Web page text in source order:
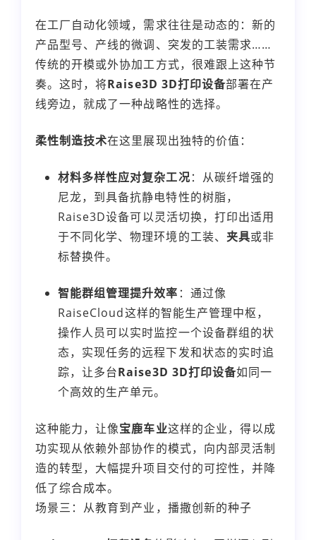
在工厂自动化领域，需求往往是动态的：新的
产品型号、产线的微调、突发的工装需求……
传统的开模或外协加工方式，很难跟上这种节
奏。这时，将Raise3D 3D打印设备部署在产
线旁边，就成了一种战略性的选择。
柔性制造技术在这里展现出独特的价值：
材料多样性应对复杂工况：从碳纤增强的
尼龙，到具备抗静电特性的树脂，
Raise3D设备可以灵活切换，打印出适用
于不同化学、物理环境的工装、 夹具或非
标替换件。
智能群组管理提升效率 ：通过像
RaiseCloud这样的智能生产管理中枢，
操作人员可以实时监控一个设备群组的状
态，实现任务的远程下发和状态的实时追
踪，让多台Raise3D 3D打印设备如同一
个高效的生产单元。
这种能力，让像宝鹿车业这样的企业，得以成
功实现从依赖外部协作的模式，向内部灵活制
造的转型，大幅提升项目交付的可控性，并降
低了综合成本。
场景三：从教育到产业，播撒创新的种子